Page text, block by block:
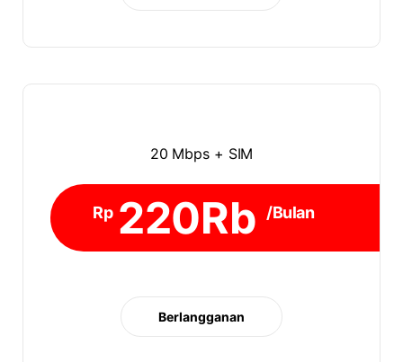
20 Mbps + SIM
Rp 220Rb /Bulan
Berlangganan